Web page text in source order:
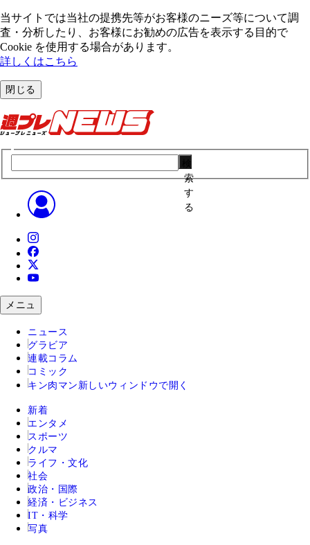
当サイトでは当社の提携先等がお客様のニーズ等について調
査・分析したり、お客様にお勧めの広告を表⽰する⽬的で
Cookie を使⽤する場合があります。
詳しくはこちら
閉じる
索
す
る
メニュ
ニュース
グラビア
連載コラム
コミック
キン肉マン 新しいウィンドウで開く
新着
エンタメ
スポーツ
クルマ
ライフ・文化
社会
政治・国際
経済・ビジネス
IT・科学
写真